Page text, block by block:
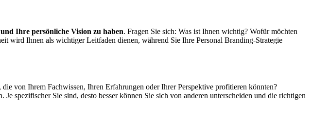
Ihre persönliche Vision zu haben. Fragen Sie sich: Was ist Ihnen wichtig? Wofür möchten
wird Ihnen als wichtiger Leitfaden dienen, während Sie Ihre Personal Branding-Strategie
von Ihrem Fachwissen, Ihren Erfahrungen oder Ihrer Perspektive profitieren könnten?
spezifischer Sie sind, desto besser können Sie sich von anderen unterscheiden und die richtigen